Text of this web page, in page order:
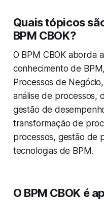
Quais tópicos
BPM CBOK?
O BPM CBOK aborda
conhecimento de
Processos de
análise de processos,
gestão de
transformação de
processos, gestão de
tecnologias de BPM.
O BPM CBOK é